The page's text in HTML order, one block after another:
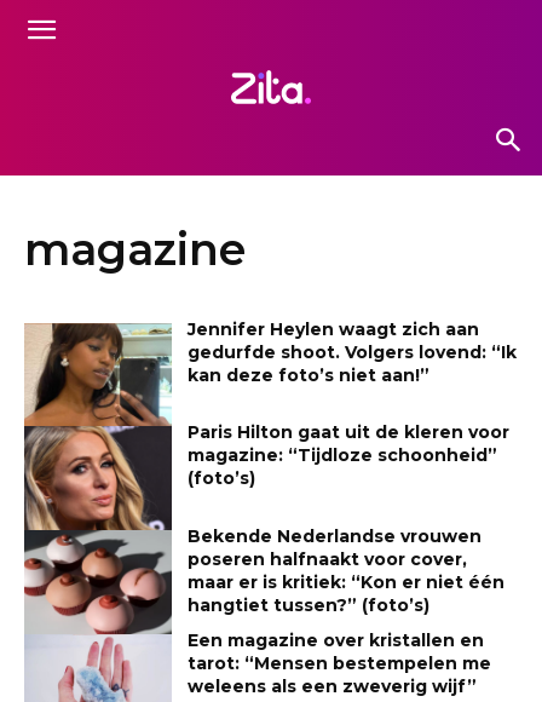
magazine
Jennifer Heylen waagt zich aan
gedurfde shoot. Volgers lovend: “Ik
kan deze foto’s niet aan!”
Paris Hilton gaat uit de kleren voor
magazine: “Tijdloze schoonheid”
(foto’s)
Bekende Nederlandse vrouwen
poseren halfnaakt voor cover,
maar er is kritiek: “Kon er niet één
hangtiet tussen?” (foto’s)
Een magazine over kristallen en
tarot: “Mensen bestempelen me
weleens als een zweverig wijf”